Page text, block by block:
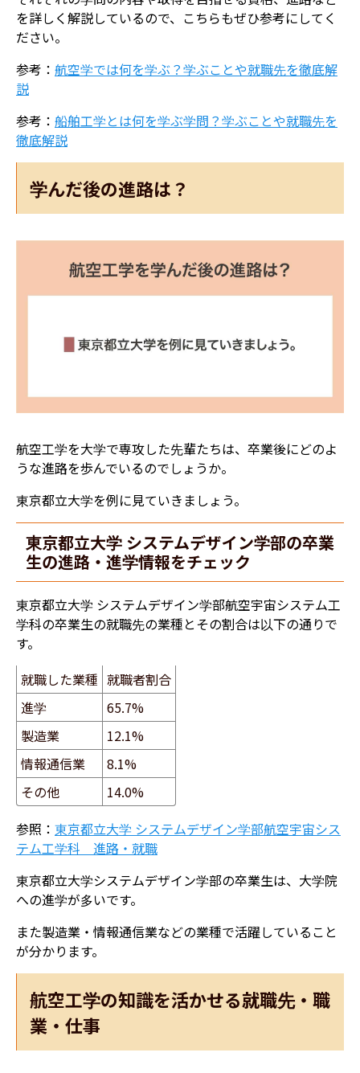
を詳しく解説しているので、こちらもぜひ参考にしてく
ださい。
参考： 航空学では何を学ぶ？学ぶことや就職先を徹底解
説
参考： 船舶工学とは何を学ぶ学問？学ぶことや就職先を
徹底解説
学んだ後の進路は？
航空工学を大学で専攻した先輩たちは、卒業後にどのよ
うな進路を歩んでいるのでしょうか。
東京都立大学を例に見ていきましょう。
東京都立大学 システムデザイン学部の卒業
生の進路・進学情報をチェック
東京都立大学 システムデザイン学部航空宇宙システム工
学科の卒業生の就職先の業種とその割合は以下の通りで
す。
就職した業種 就職者割合
進学
65.7%
製造業
12.1%
情報通信業
8.1%
その他
14.0%
参照： 東京都立大学 システムデザイン学部航空宇宙シス
テム工学科 進路・就職
東京都立大学システムデザイン学部の卒業生は、大学院
への進学が多いです。
また製造業・情報通信業などの業種で活躍していること
が分かります。
航空工学の知識を活かせる就職先・職
業・仕事